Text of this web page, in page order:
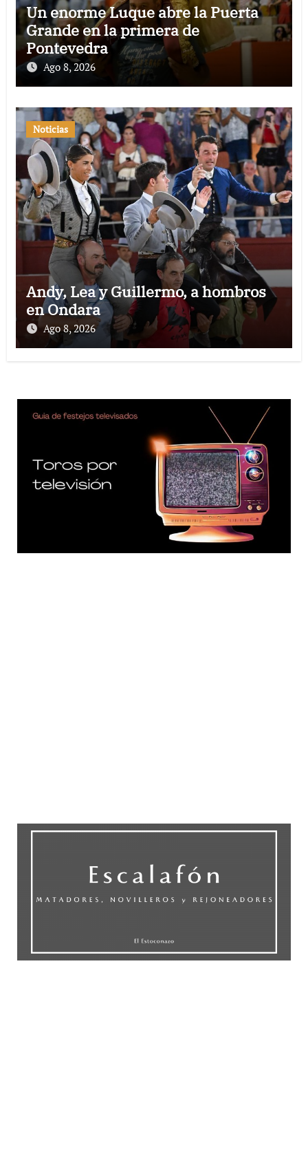
Un enorme Luque abre la Puerta
Grande en la primera de
Pontevedra
Ago 8, 2026
Noticias
Andy, Lea y Guillermo, a hombros
en Ondara
Ago 8, 2026